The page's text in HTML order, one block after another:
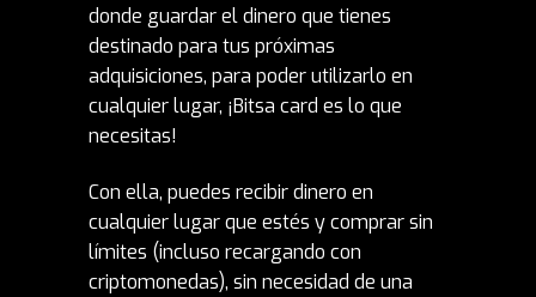
donde guardar el dinero que tienes
destinado para tus próximas
adquisiciones, para poder utilizarlo en
cualquier lugar, ¡Bitsa card es lo que
necesitas!
Con ella, puedes recibir dinero en
cualquier lugar que estés y comprar sin
límites (incluso recargando con
criptomonedas), sin necesidad de una